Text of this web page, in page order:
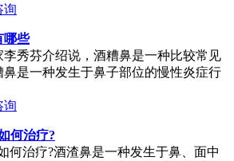
询
哪些
秀芬介绍说，酒糟鼻是一种比较常见
鼻是一种发生于鼻子部位的慢性炎症行
询
何治疗?
何治疗?酒渣鼻是一种发生于鼻、面中